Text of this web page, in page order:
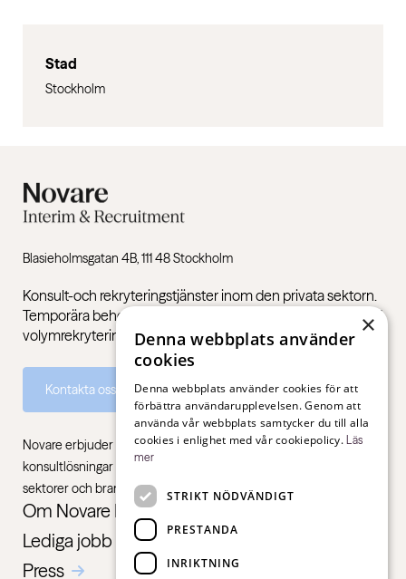
Stad
Stockholm
Blasieholmsgatan 4B, 111 48 Stockholm
Konsult-och rekryteringstjänster inom den privata sektorn.
Temporära behov, permanenta rekryteringar och stöd med
volymrekryteringar.
Kontakta oss
Novare erbjuder specialistkompetens inom rekrytering,
konsultlösningar och ledarskapsutbildningar, gentemot alla
sektorer och branscher – från första jobb till chefsnivå.
Om Novare Interim & Recruitment
Lediga jobb
Press
×
Denna webbplats använder
cookies
Denna webbplats använder cookies för att
förbättra användarupplevelsen. Genom att
använda vår webbplats samtycker du till alla
cookies i enlighet med vår cookiepolicy. Läs
mer
STRIKT NÖDVÄNDIGT
PRESTANDA
INRIKTNING